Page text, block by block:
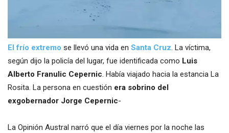
El frío extremo se llevó una vida en Santa Cruz. La víctima,
según dijo la policía del lugar, fue identificada como Luis
Alberto Franulic Cepernic. Había viajado hacia la estancia La
Rosita. La persona en cuestión era sobrino del
exgobernador Jorge Cepernic-
La Opinión Austral narró que el día viernes por la noche las